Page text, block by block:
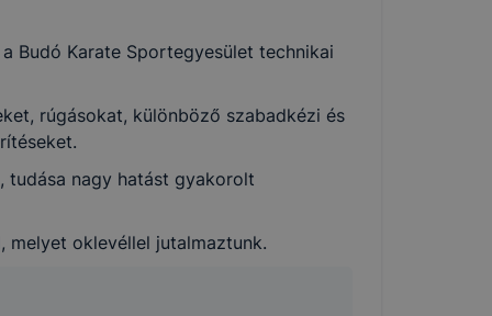
Budó Karate Sportegyesület technikai
rúgásokat, különböző szabadkézi és
tudása nagy hatást gyakorolt
oklevéllel jutalmaztunk.
k